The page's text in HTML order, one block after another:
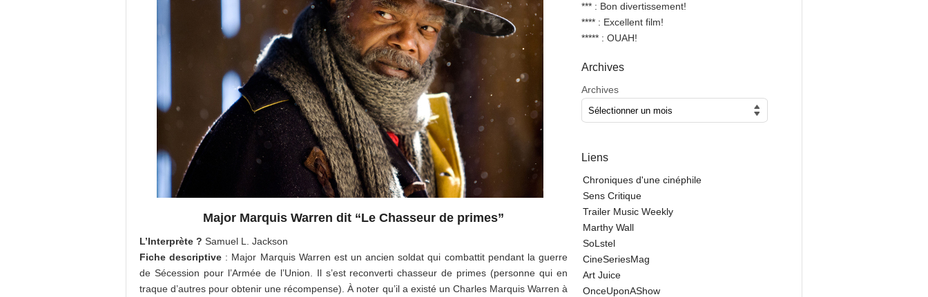
Major Marquis Warren dit “Le Chasseur de primes”
L’Interprète ? Samuel L. Jackson
Fiche descriptive : Major Marquis Warren est un ancien soldat qui combattit pendant la guerre
de Sécession pour l’Armée de l’Union. Il s’est reconverti chasseur de primes (personne qui en
traque d’autres pour obtenir une récompense). À noter qu’il a existé un Charles Marquis Warren à
*** : Bon divertissement!
**** : Excellent film!
***** : OUAH!
Archives
Archives
Liens
Chroniques d'une cinéphile
Sens Critique
Trailer Music Weekly
Marthy Wall
SoLstel
CineSeriesMag
Art Juice
OnceUponAShow